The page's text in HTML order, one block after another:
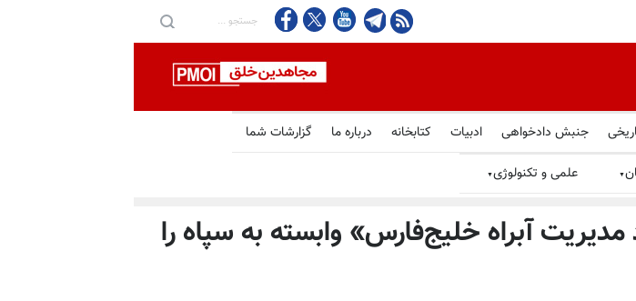
جنبش دادخواهی ادبیات کتابخانه درباره ما گزارشات شما
▼ علمی و تکنولوژی▼
مدیریت آبراه خلیج‌فارس» وابسته به سپاه را